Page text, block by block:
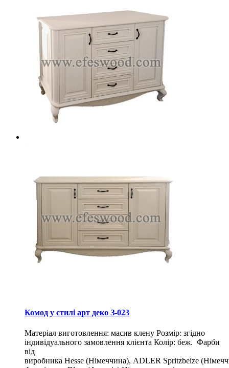
Комод у стилі арт деко З-023
Матеріал виготовлення: масив клену Розмір: згідно
індивідуального замовлення клієнта Колір: беж. Фарби
від
виробника Hesse (Німеччина), ADLER Spritzbeize